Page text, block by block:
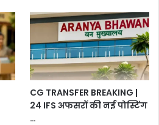
CG TRANSFER BREAKING |
24 IFS अफसरों की नई पोस्टिंग
…